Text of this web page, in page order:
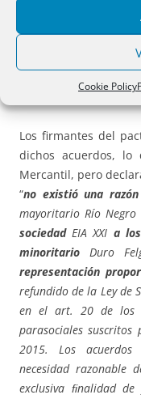
Cookie Policy
otro socio
voto del nuevo socio
contra los dos
Los firmantes del
dichos acuerdos, lo
Mercantil, pero
“no existió una razón
mayoritario Río Negro
sociedadEIA XXI a
minoritario Duro
representación
refundido de la Ley de
en el art. 20 de los
parasociales
2015. Los
necesidad razonable
exclusiva ﬁnalidad